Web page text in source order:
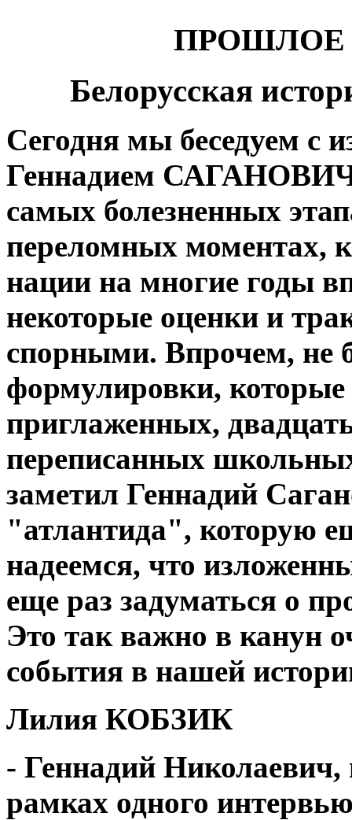
ПРОШЛОЕ
Белорусская
Сегодня мы беседуем с
Геннадием
самых болезненных
переломных моментах,
нации на многие годы
некоторые оценки и
спорными. Впрочем, не
формулировки,
приглаженных,
переписанных
заметил Геннадий
"атлантида", которую
надеемся, что
еще раз задуматься о
Это так важно в канун
события в нашей
Лилия КОБЗИК
- Геннадий Николаевич,
рамках одного